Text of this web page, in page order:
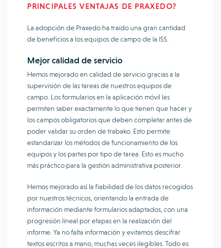
PRINCIPALES VENTAJAS DE PRAXEDO?
La adopción de Praxedo ha traído una gran cantidad
de beneficios a los equipos de campo de la ISS.
Mejor calidad de servicio
Hemos mejorado en calidad de servicio gracias a la
supervisión de las tareas de nuestros equipos de
campo. Los formularios en la aplicación móvil les
permiten saber exactamente lo que tienen que hacer y
los campos obligatorios que deben completar antes de
poder validar su orden de trabako. Esto permite
estandarizar los métodos de funcionamiento de los
equipos y los partes por tipo de tarea. Esto es mucho
más práctico para la gestión administrativa posterior.
Hemos mejorado así la fiabilidad de los datos recogidos
por nuestros técnicos, orientando la entrada de
información mediante formularios adaptados, con una
progresión lineal por etapas en la realización del
informe. Ya no falta información y evitamos descifrar
textos escritos a mano, muchas veces ilegibles. Todo es